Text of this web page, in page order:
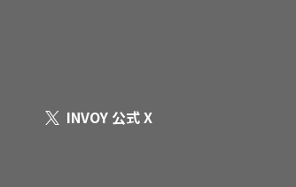
INVOY 公式 X